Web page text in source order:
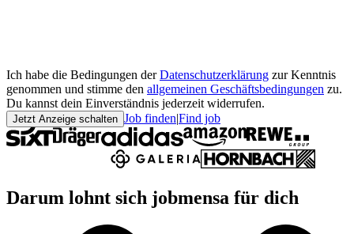
Ich habe die Bedingungen der Datenschutzerklärung zur Kenntnis
genommen und stimme den allgemeinen Geschäftsbedingungen zu.
Du kannst dein Einverständnis jederzeit widerrufen.
Jetzt Anzeige schalten Job finden|Find job
Darum lohnt sich jobmensa für dich